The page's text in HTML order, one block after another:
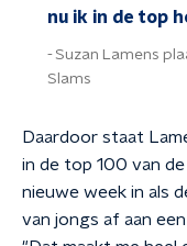
nu ik in de top
Suzan Lamens
Slams
Daardoor staat
in de top 100 van
nieuwe week in als
van jongs af aan